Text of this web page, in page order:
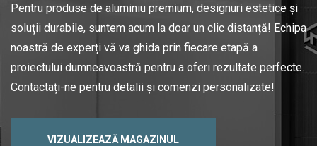
Pentru produse de aluminiu premium, designuri estetice și
soluții durabile, suntem acum la doar un clic distanță! Echipa
noastră de experți vă va ghida prin fiecare etapă a
proiectului dumneavoastră pentru a oferi rezultate perfecte.
Contactați-ne pentru detalii și comenzi personalizate!
VIZUALIZEAZĂ MAGAZINUL